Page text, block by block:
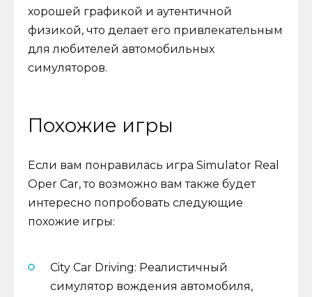
хорошей графикой и аутентичной
физикой, что делает его привлекательным
для любителей автомобильных
симуляторов.
Похожие игры
Если вам понравилась игра Simulator Real
Oper Car, то возможно вам также будет
интересно попробовать следующие
похожие игры:
City Car Driving: Реалистичный
симулятор вождения автомобиля,